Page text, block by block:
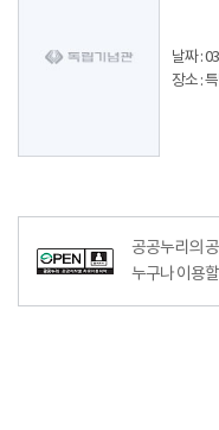
날짜 :
장소 :
공공누리의
누구나 이용